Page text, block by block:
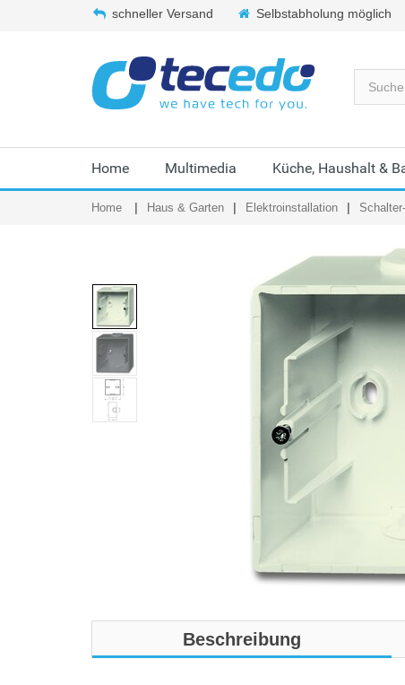
schneller Versand Selbstabholung möglich
Home Multimedia Küche, Haushalt &
Home Haus & Garten Elektroinstallation
Beschreibung